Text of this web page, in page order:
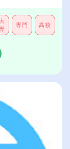
専門 高校